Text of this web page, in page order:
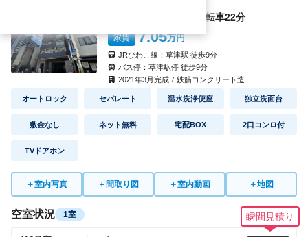
立命館大学BKCまで自転車22分
家賃 7.05万円
JRびわこ線： 草津駅 徒歩9分
バス停： 草津駅停徒歩9分
2021年3月完成 / 鉄筋コンクリート造
オートロック セパレート 温水洗浄便座 独立洗面台
敷金なし ネット無料 宅配BOX 2口コンロ付
TVドアホン
＋室内写真 ＋ 間取り図 ＋室内動画 ＋地図
空室状況 1室 瞬間見積り